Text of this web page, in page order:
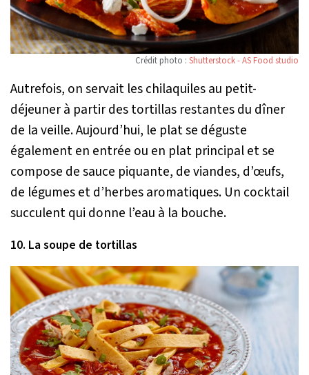
Crédit photo : Shutterstock - AS Food studio
Autrefois, on servait les chilaquiles au petit-
déjeuner à partir des tortillas restantes du dîner
de la veille. Aujourd’hui, le plat se déguste
également en entrée ou en plat principal et se
compose de sauce piquante, de viandes, d’œufs,
de légumes et d’herbes aromatiques. Un cocktail
succulent qui donne l’eau à la bouche.
10. La soupe de tortillas